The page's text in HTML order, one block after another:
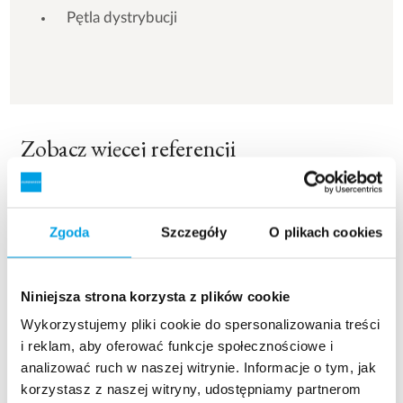
Zgoda Szczegóły O plikach cookies
Niniejsza strona korzysta z plików cookie
Wykorzystujemy pliki cookie do spersonalizowania treści
i reklam, aby oferować funkcje społecznościowe i
analizować ruch w naszej witrynie. Informacje o tym, jak
korzystasz z naszej witryny, udostępniamy partnerom
Pętla dystrybucji
Zobacz więcej referencji
Pokazuje 3 z 154 Referencje